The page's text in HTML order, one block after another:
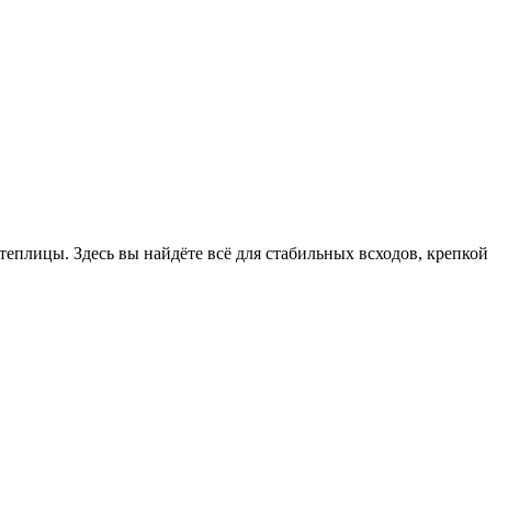
Здесь вы найдёте всё для стабильных всходов, крепкой